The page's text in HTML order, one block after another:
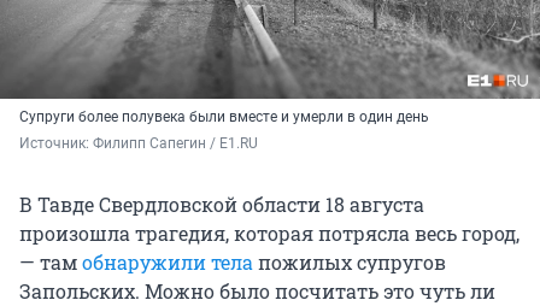
Супруги более полувека были вместе и умерли в один день
Источник: Филипп Сапегин / E1.RU
В Тавде Свердловской области 18 августа
произошла трагедия, которая потрясла весь город,
— тамобнаружили телапожилых супругов
Запольских. Можно было посчитать это чуть ли